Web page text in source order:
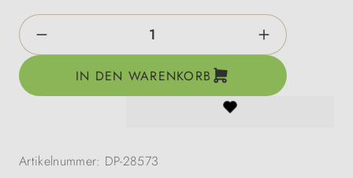
Produkt Anzahl: Gib den gewünschten
IN DEN WARENKORB
Artikelnummer: DP-28573